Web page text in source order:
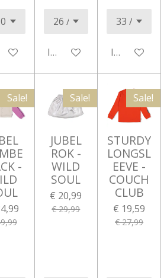
In winkelwagenIn
Sale!
-
Sale!
JUBEL
ROK -
WILD
SOUL
€ 20,99
€ 29,99
Sale!
STURDY
LONGSL
EEVE -
COUCH
CLUB
€ 19,59
€ 27,99